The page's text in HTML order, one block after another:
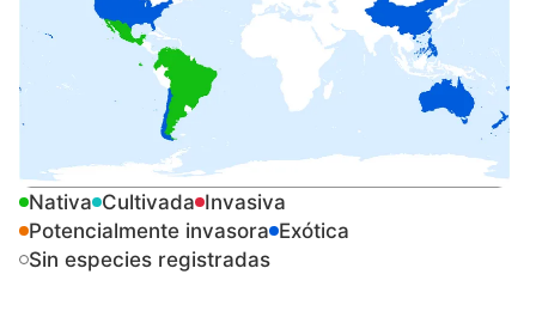
Nativa Cultivada Invasiva
Potencialmente invasora Exótica
Sin especies registradas